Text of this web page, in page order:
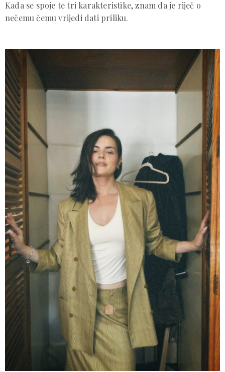
Kada se spoje te tri karakteristike, znam da je riječ o
nečemu čemu vrijedi dati priliku.